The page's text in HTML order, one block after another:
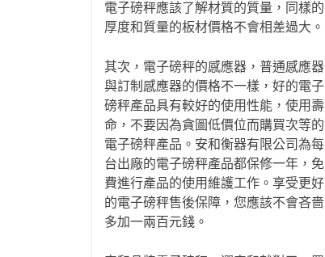
電子磅秤應該了解材質的質量，同樣的
厚度和質量的板材價格不會相差過大。
其次，電子磅秤的感應器，普通感應器
與訂制感應器的價格不一樣，好的電子
磅秤產品具有較好的使用性能，使用壽
命，不要因為貪圖低價位而購買次等的
電子磅秤產品。安和衡器有限公司為每
台出廠的電子磅秤產品都保修一年，免
費進行產品的使用維護工作。享受更好
的電子磅秤售後保障，您應該不會吝嗇
多加一兩百元錢。